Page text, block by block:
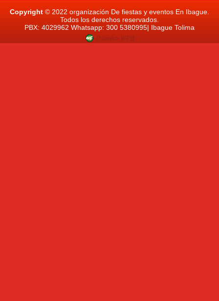
Copyright © 2022 organización De fiestas y eventos En Ibague.
Todos los derechos reservados.
PBX: 4029962 Whatsapp: 300 5380995| Ibague Tolima